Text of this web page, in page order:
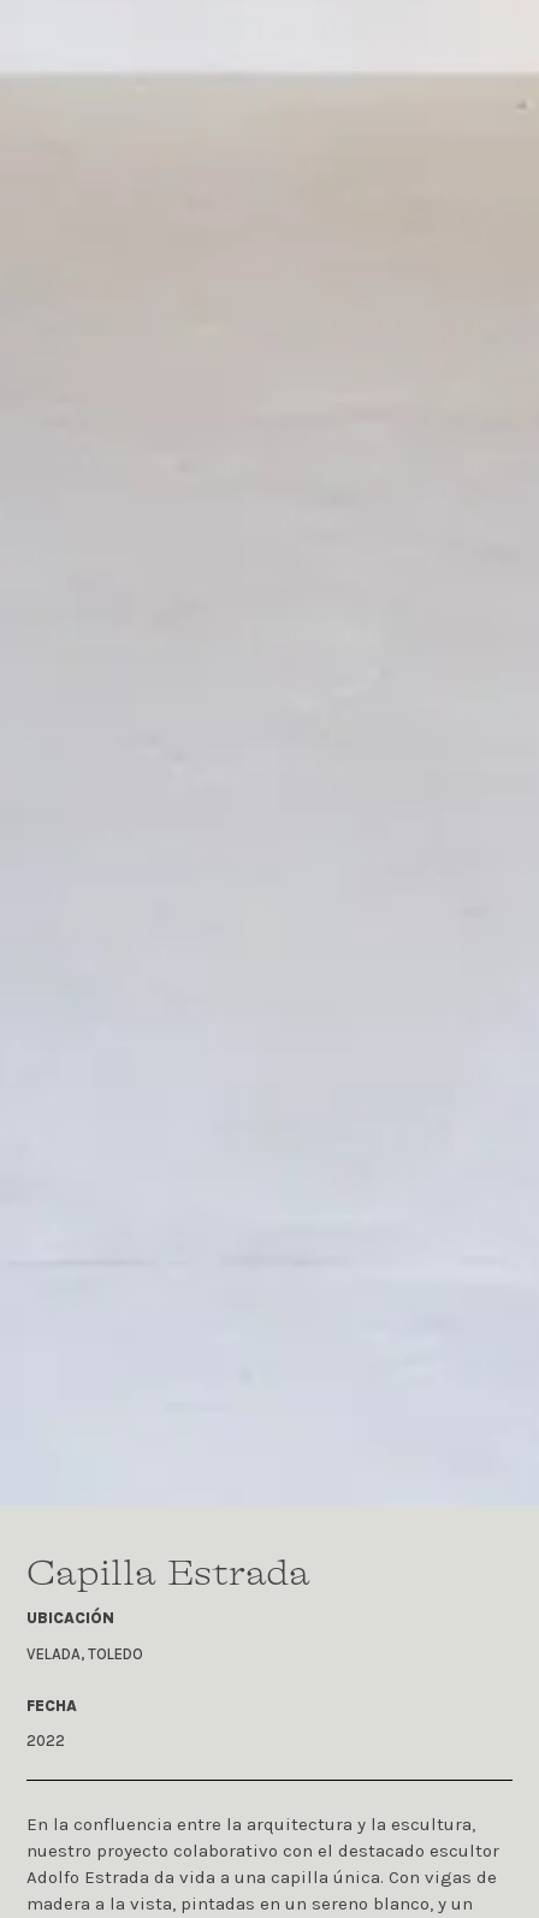
Capilla Estrada
UBICACIÓN
VELADA, TOLEDO
FECHA
2022
En la confluencia entre la arquitectura y la escultura,
nuestro proyecto colaborativo con el destacado escultor
Adolfo Estrada da vida a una capilla única. Con vigas de
madera a la vista, pintadas en un sereno blanco, y un